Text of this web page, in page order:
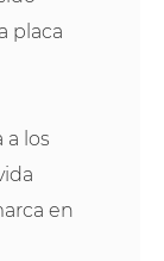
placa
los
en